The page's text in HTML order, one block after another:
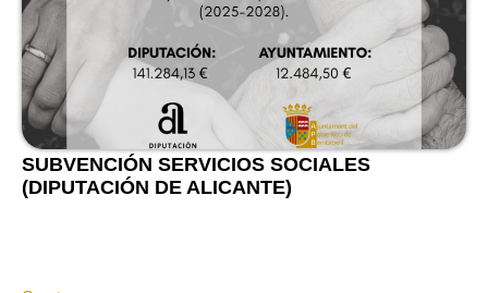
SUBVENCIÓN SERVICIOS SOCIALES
(DIPUTACIÓN DE ALICANTE)